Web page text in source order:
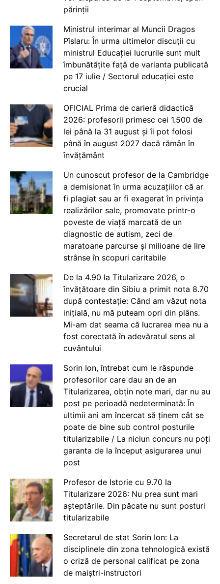
părinții
Ministrul interimar al Muncii Dragos
Pîslaru: În urma ultimelor discuții cu
ministrul Educației lucrurile sunt mult
îmbunătățite față de varianta publicată
pe 17 iulie / Sectorul educației este
crucial
OFICIAL Prima de carieră didactică
2026: profesorii primesc cei 1.500 de
lei până la 31 august și îi pot folosi
până în august 2027 dacă rămân în
învățământ
Un cunoscut profesor de la Cambridge
a demisionat în urma acuzațiilor că ar
fi plagiat sau ar fi exagerat în privința
realizărilor sale, promovate printr-o
poveste de viață marcată de un
diagnostic de autism, zeci de
maratoane parcurse și milioane de lire
strânse în scopuri caritabile
De la 4.90 la Titularizare 2026, o
învățătoare din Sibiu a primit nota 8.70
după contestație: Când am văzut nota
inițială, nu mă puteam opri din plâns.
Mi-am dat seama că lucrarea mea nu a
fost corectată în adevăratul sens al
cuvântului
Sorin Ion, întrebat cum le răspunde
profesorilor care dau an de an
Titularizarea, obțin note mari, dar nu au
post pe perioadă nedeterminată: În
ultimii ani am încercat să ținem cât se
poate de bine sub control posturile
titularizabile / La niciun concurs nu poți
garanta de la început asigurarea unui
post
Profesor de Istorie cu 9.70 la
Titularizare 2026: Nu prea sunt mari
așteptările. Din păcate nu sunt posturi
titularizabile
Secretarul de stat Sorin Ion: La
disciplinele din zona tehnologică există
o criză de personal calificat pe zona
de maiștri-instructori